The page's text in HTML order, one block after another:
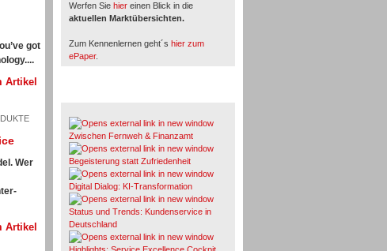
got
Artikel
Wer
Artikel
Werfen Sie hier einen Blick in die
aktuellen Marktübersichten.
Zum Kennenlernen geht´s hier zum
ePaper.
Zwischen Fernweh & Finanzamt
Begeisterung statt Zufriedenheit
Digital Dialog: KI-Transformation
Status und Trends: Kundenservice in
Deutschland